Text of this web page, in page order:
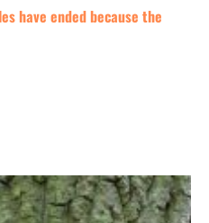
have ended because the